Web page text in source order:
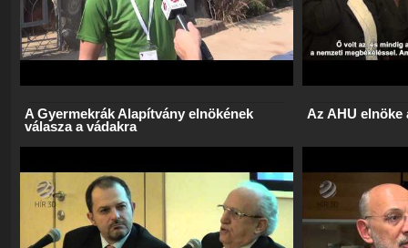
A Gyermekrák Alapítvány elnökének
válasza a vádakra
Az AHU elnöke